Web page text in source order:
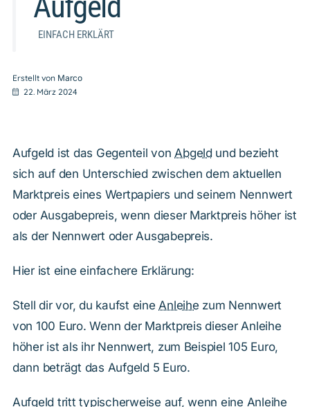
EINFACH ERKLÄRT
Erstellt von Marco
22. März 2024
Aufgeld ist das Gegenteil vonAbgeld und bezieht
sich auf den Unterschied zwischen dem aktuellen
Marktpreis eines Wertpapiers und seinem Nennwert
oder Ausgabepreis, wenn dieser Marktpreis höher ist
als der Nennwert oder Ausgabepreis.
Hier ist eine einfachere Erklärung:
Stell dir vor, du kaufst eineAnleihe zum Nennwert
von 100 Euro. Wenn der Marktpreis dieser Anleihe
höher ist als ihr Nennwert, zum Beispiel 105 Euro,
dann beträgt das Aufgeld 5 Euro.
Aufgeld tritt typischerweise auf, wenn eine Anleihe